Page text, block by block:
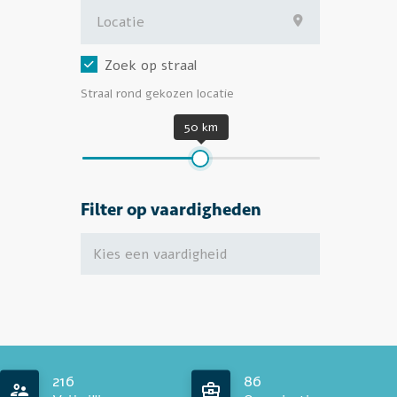
Zoek op straal
Straal rond gekozen locatie
50 km
Filter op vaardigheden
216 86